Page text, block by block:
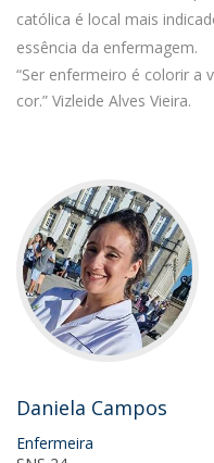
católica é local mais
essência da enfermagem.
“Ser enfermeiro é colorir a
cor.” Vizleide Alves Vieira.
Daniela Campos
Enfermeira